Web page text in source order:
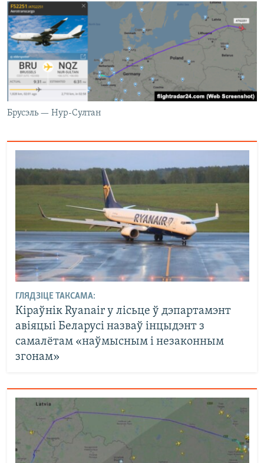
Брусэль — Нур-Султан
ГЛЯДЗІЦЕ ТАКСАМА:
Кіраўнік Ryanair у лісьце ў дэпартамэнт
авіяцыі Беларусі назваў інцыдэнт з
самалётам «наўмысным і незаконным
згонам»